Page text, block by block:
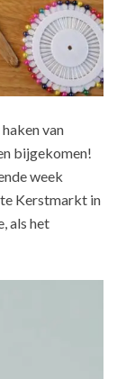
van
bijgekomen!
week
Kerstmarkt in
als het